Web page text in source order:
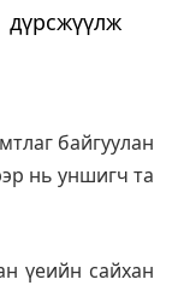
байгуулан
нь уншигч та
үеийн сайхан